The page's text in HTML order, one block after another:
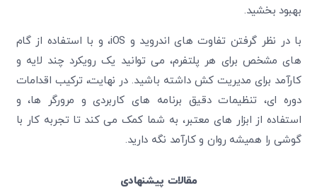
بهبود بخشید.
با در نظر گرفتن تفاوت‌ های اندروید و iOS، و با استفاده از گام
‌های مشخص برای هر پلتفرم، می‌ توانید یک رویکرد چند لایه و
کارآمد برای مدیریت کش داشته باشید. در نهایت، ترکیب اقدامات
دوره ‌ای، تنظیمات دقیق برنامه های کاربردی و مرورگر ها، و
استفاده از ابزار های معتبر، به شما کمک می‌ کند تا تجربه کار با
گوشی را همیشه روان و کارآمد نگه دارید.
مقالات پیشنهادی